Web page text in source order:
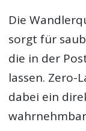
Die
sorgt für
die in der
lassen.
dabei ein